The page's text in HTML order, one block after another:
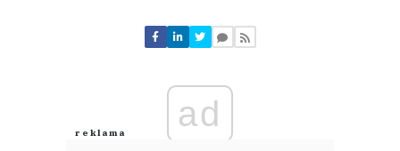
Nie znaleziono komentarzy
Zostaw swoje komentarze
Anuluj
ad